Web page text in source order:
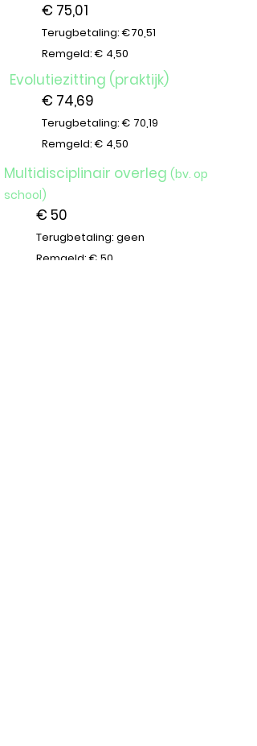
€ 75,01
Terugbetaling: €70,51
Remgeld: € 4,50
Evolutiezitting (praktijk)
€ 74,69
Terugbetaling: € 70,19
Remgeld: € 4,50
Multidisciplinair overleg (bv. op
school)
€ 50
Terugbetaling: geen
Remgeld: € 50